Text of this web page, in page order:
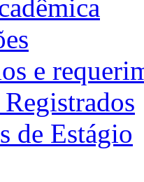
e
de Estágio